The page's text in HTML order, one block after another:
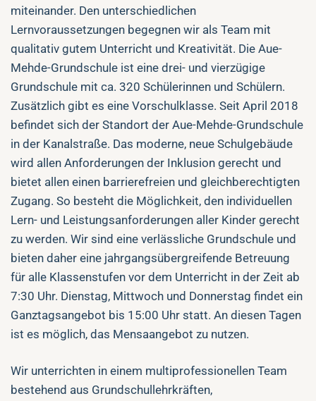
miteinander. Den unterschiedlichen
Lernvoraussetzungen begegnen wir als Team mit
qualitativ gutem Unterricht und Kreativität. Die Aue-
Mehde-Grundschule ist eine drei- und vierzügige
Grundschule mit ca. 320 Schülerinnen und Schülern.
Zusätzlich gibt es eine Vorschulklasse. Seit April 2018
befindet sich der Standort der Aue-Mehde-Grundschule
in der Kanalstraße. Das moderne, neue Schulgebäude
wird allen Anforderungen der Inklusion gerecht und
bietet allen einen barrierefreien und gleichberechtigten
Zugang. So besteht die Möglichkeit, den individuellen
Lern- und Leistungsanforderungen aller Kinder gerecht
zu werden. Wir sind eine verlässliche Grundschule und
bieten daher eine jahrgangsübergreifende Betreuung
für alle Klassenstufen vor dem Unterricht in der Zeit ab
7:30 Uhr. Dienstag, Mittwoch und Donnerstag findet ein
Ganztagsangebot bis 15:00 Uhr statt. An diesen Tagen
ist es möglich, das Mensaangebot zu nutzen.
Wir unterrichten in einem multiprofessionellen Team
bestehend aus Grundschullehrkräften,